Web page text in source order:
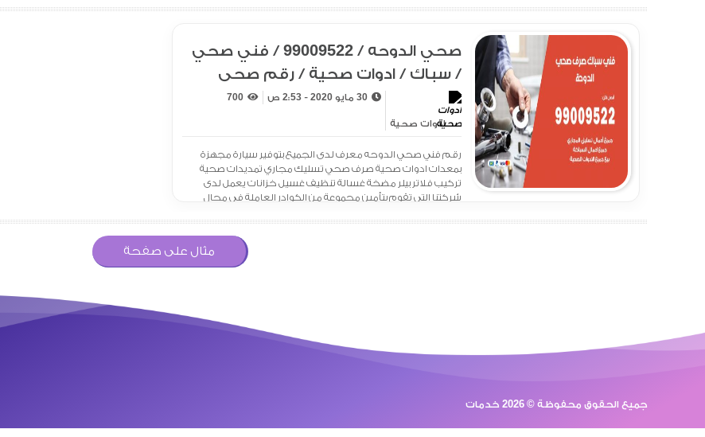
صحي الدوحه / 99009522 / فني صحي
/ سباك / ادوات صحية / رقم صحي
الدوحه
ادوات صحية
30 مايو 2020 - 2:53 ص
رقم فني صحي الدوحه معرف لدى الجميع بتوفير سيارة مجهزة
بمعدات ادوات صحية صرف صحي تسليك مجاري تمديدات صحية
تركيب فلاتر بيلر مضخة غسالة تنظيف غسيل خزانات يعمل لدى
شركتنا التي تقوم بتأمين مجموعة من الكوادر العاملة في مجال
الجمامات ومعداته ومستلزماته،[ .. ]
مثال على صفحة
جميع الحقوق محفوظة © 2026 خدمات